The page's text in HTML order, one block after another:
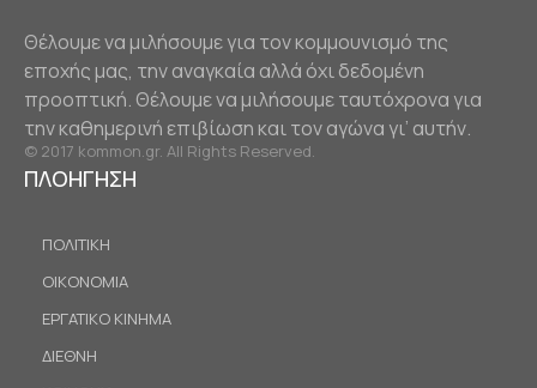
Θέλουμε να μιλήσουμε για τον κομμουνισμό της
εποχής μας, την αναγκαία αλλά όχι δεδομένη
προοπτική. Θέλουμε να μιλήσουμε ταυτόχρονα για
την καθημερινή επιβίωση και τον αγώνα γι’ αυτήν.
© 2017 kommon.gr. All Rights Reserved.
ΠΛΟΗΓΗΣΗ
ΠΟΛΙΤΙΚΗ
ΟΙΚΟΝΟΜΙΑ
ΕΡΓΑΤΙΚΟ ΚΙΝΗΜΑ
ΔΙΕΘΝΗ